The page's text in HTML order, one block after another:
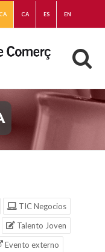
CA ES EN
TIC Negocios
Talento Joven
Evento externo